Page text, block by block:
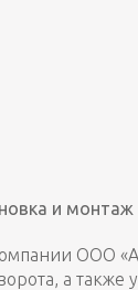
и
ООО
а также